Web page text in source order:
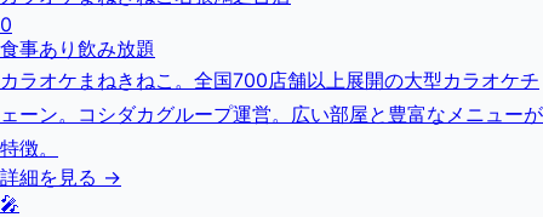
0
食事あり 飲み放題
カラオケまねきねこ。全国700店舗以上展開の大型カラオケチ
ェーン。コシダカグループ運営。広い部屋と豊富なメニューが
特徴。
詳細を見る →
🎤